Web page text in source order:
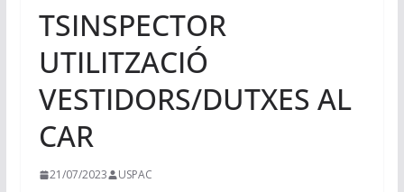
TSINSPECTOR
UTILITZACIÓ
VESTIDORS/DUTXES AL
CAR
21/07/2023 USPAC